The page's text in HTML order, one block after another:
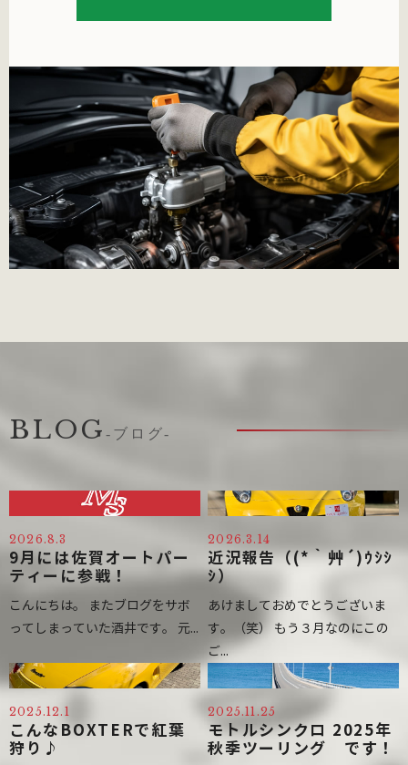
BLOG-ブログ-
2026.8.3
9月には佐賀オートパー
ティーに参戦！
こんにちは。 またブログをサボ
ってしまっていた酒井です。 元...
2026.3.14
近況報告（(*｀艸´)ｳｼｼ
ｼ）
あけましておめでとうございま
す。（笑） もう３月なのにこの
ご...
2025.12.1
こんなBOXTERで紅葉
狩り♪
2025.11.25
モトルシンクロ 2025年
秋季ツーリング です！